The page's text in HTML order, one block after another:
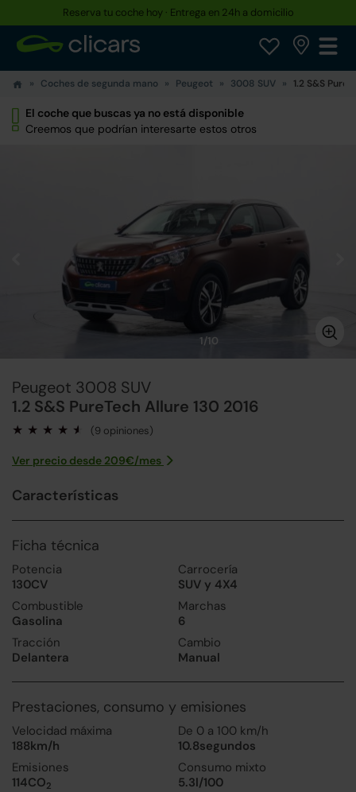
Reserva tu coche hoy · Entrega en 24h a domicilio
Coches de segunda mano Peugeot 3008 SUV 1.2 S&S
El coche que buscas ya no está disponible
Creemos que podrían interesarte estos otros
1/10
Peugeot 3008 SUV
1.2 S&S PureTech Allure 130 2016
(9 opiniones)
Ver precio desde 209€/mes
Características
Ficha técnica
Potencia
130CV
Carrocería
SUV y 4X4
Combustible
Gasolina
Marchas
6
Tracción
Delantera
Cambio
Manual
Prestaciones, consumo y emisiones
Velocidad máxima
188km/h
De 0 a 100 km/h
10.8segundos
Emisiones
114CO2
Consumo mixto
5.3l/100